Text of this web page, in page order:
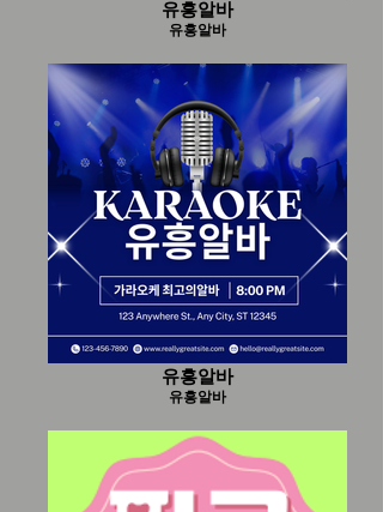
유흥알바
유흥알바
유흥알바
유흥알바